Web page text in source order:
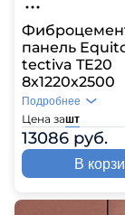
панель
tectiva TE20
8х1220х2500
Цена зашт
13086 руб.
Подробнее
В